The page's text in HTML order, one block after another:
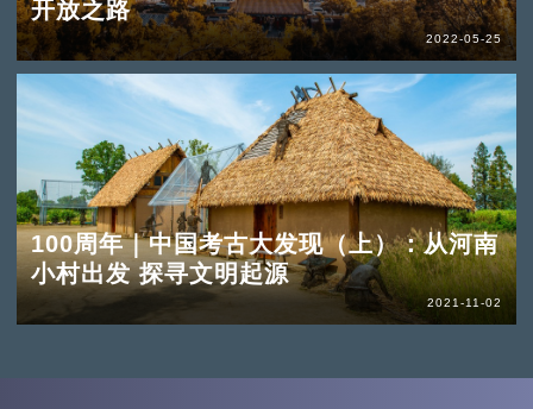
开放之路
2022-05-25
100周年｜中国考古大发现（上）：从河南
小村出发 探寻文明起源
2021-11-02